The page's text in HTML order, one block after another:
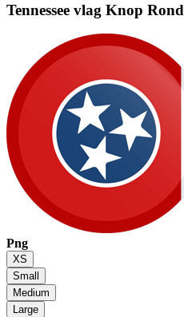
Tennessee vlag Knop Rond
Png
XS
Small
Medium
Large